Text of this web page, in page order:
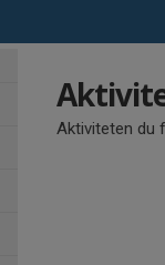
Aktiviteten du